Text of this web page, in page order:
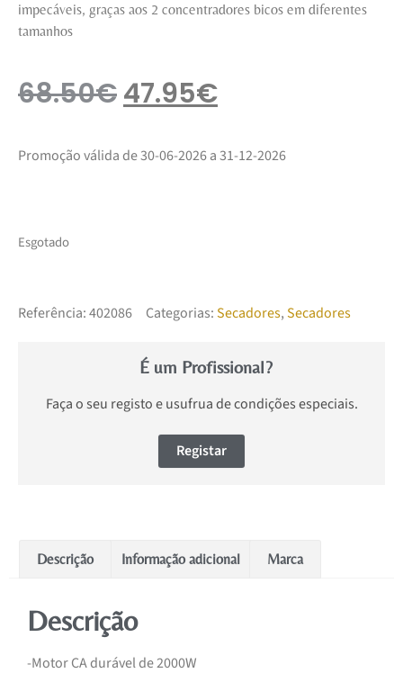
impecáveis, graças aos 2 concentradores bicos em diferentes
tamanhos
68.50€47.95€
Promoção válida de 30-06-2026 a 31-12-2026
Esgotado
Referência:402086 Categorias:Secadores,Secadores
É um Profissional?
Faça o seu registo e usufrua de condições especiais.
Registar
Descrição Informação adicional Marca
Descrição
-Motor CA durável de 2000W